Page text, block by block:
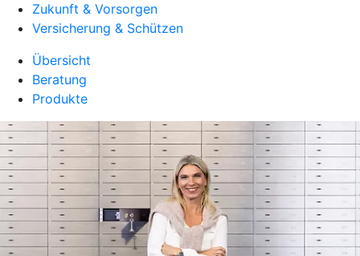
Zukunft & Vorsorgen
Versicherung & Schützen
Übersicht
Beratung
Produkte